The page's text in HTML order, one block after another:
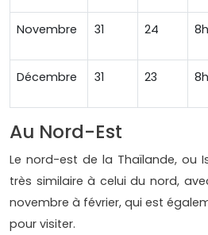
Novembre 31 24 8h
Décembre 31 23 8h
Au Nord-Est
Le nord-est de la Thaïlande, ou
très similaire à celui du nord,
novembre à février, qui est
pour visiter.